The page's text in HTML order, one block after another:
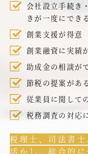
会社設立手続き
きが一度にできる
創業支援が得意
創業融資に実績
助成金の相談が
節税の提案がある
従業員に関して
税務調査の対応
税理士、司法書
活かし、総合的